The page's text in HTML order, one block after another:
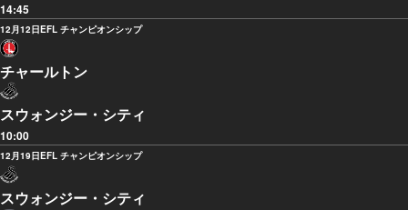
14:45
12月12日EFL チャンピオンシップ
チャールトン
スウォンジー・シティ
10:00
12月19日EFL チャンピオンシップ
スウォンジー・シティ